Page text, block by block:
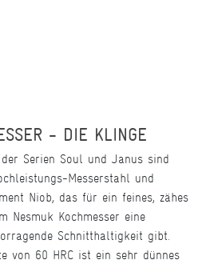
- DIE KLINGE
Serien Soul und Janus sind
Messerstahl und
Niob, das für ein feines, zähes
Nesmuk Kochmesser eine
Schnitthaltigkeit gibt.
von 60 HRC ist ein sehr dünnes